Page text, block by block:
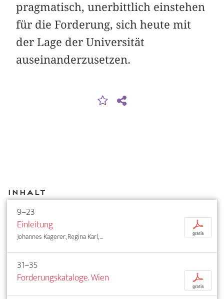
pragmatisch, unerbittlich einstehen
für die Forderung, sich heute mit
der Lage der Universität
auseinanderzusetzen.
Inhalt
9–23
Einleitung
Johannes Kagerer, Regina Karl, ...
p
gratis
31–35
Forderungskataloge. Wien
p
gratis